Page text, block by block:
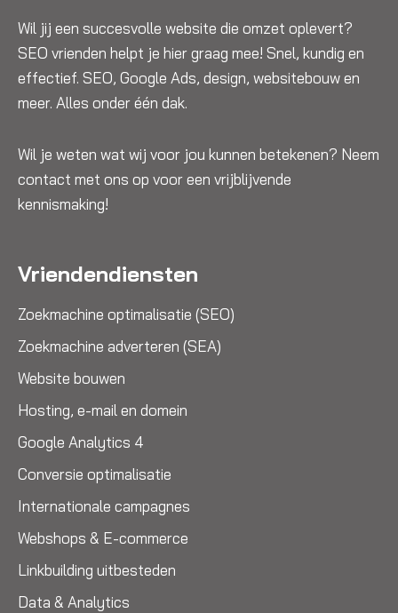
Wil jij een succesvolle website die omzet oplevert?
SEO vrienden helpt je hier graag mee! Snel, kundig en
effectief. SEO, Google Ads, design, websitebouw en
meer. Alles onder één dak.
Wil je weten wat wij voor jou kunnen betekenen? Neem
contact met ons op voor een vrijblijvende
kennismaking!
Vriendendiensten
Zoekmachine optimalisatie (SEO)
Zoekmachine adverteren (SEA)
Website bouwen
Hosting, e-mail en domein
Google Analytics 4
Conversie optimalisatie
Internationale campagnes
Webshops & E-commerce
Linkbuilding uitbesteden
Data & Analytics